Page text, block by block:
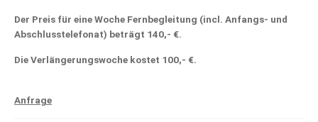
Der Preis für eine Woche Fernbegleitung (incl. Anfangs- und
Abschlusstelefonat) beträgt 140,- €.
Die Verlängerungswoche kostet 100,- €.
Anfrage